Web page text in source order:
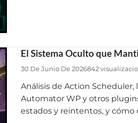
El Sistema Oculto que
30 De Junio De 2026842
Análisis de Action
Automator WP y otros
estados y reintentos, y cómo